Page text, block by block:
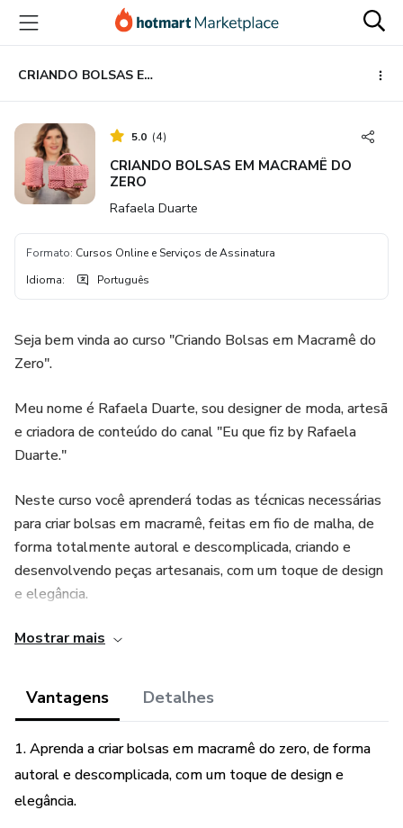
para
conteúdo
principal
para
pagamento
para
rodapé
CRIANDO BOLSAS EM MACRAMÊ DO ZERO
5.0 (4)
CRIANDO BOLSAS EM MACRAMÊ DO
ZERO
Rafaela Duarte
Formato: Cursos Online e Serviços de Assinatura
Idioma: Português
Seja bem vinda ao curso "Criando Bolsas em Macramê do
Zero".
Meu nome é Rafaela Duarte, sou designer de moda, artesã
e criadora de conteúdo do canal "Eu que fiz by Rafaela
Duarte."
Neste curso você aprenderá todas as técnicas necessárias
para criar bolsas em macramê, feitas em fio de malha, de
forma totalmente autoral e descomplicada, criando e
desenvolvendo peças artesanais, com um toque de design
e elegância.
Te mostrarei como desenvolver sua criatividade e buscar
trabalhar da melhor forma com todos os tipos de fios de
metragem de fios em seus projetos autorais, criar tramas e
identificar a melhor maneira de aplica-las aos seus designs.
Todas as técnicas para criar acabamentos perfeitos e
Mostrar mais
Vantagens Detalhes
1. Aprenda a criar bolsas em macramê do zero, de forma
autoral e descomplicada, com um toque de design e
elegância.